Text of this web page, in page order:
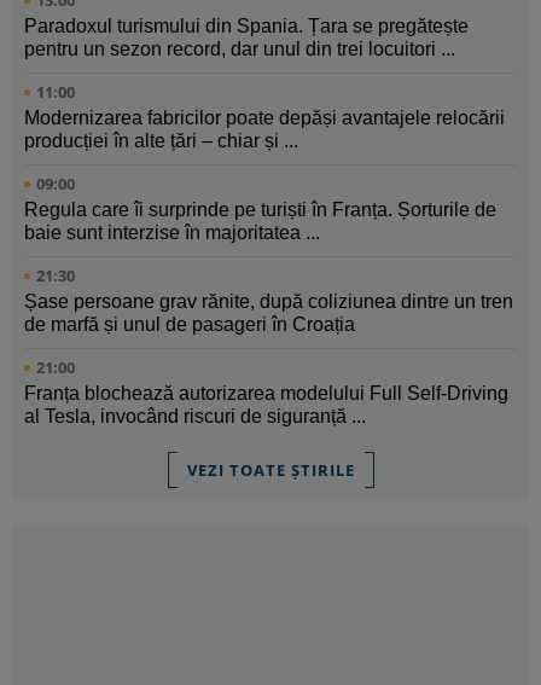
Paradoxul turismului din Spania. Țara se pregătește
pentru un sezon record, dar unul din trei locuitori ...
11:00
Modernizarea fabricilor poate depăși avantajele relocării
producției în alte țări – chiar și ...
09:00
Regula care îi surprinde pe turiști în Franța. Șorturile de
baie sunt interzise în majoritatea ...
21:30
Șase persoane grav rănite, după coliziunea dintre un tren
de marfă și unul de pasageri în Croația
21:00
Franța blochează autorizarea modelului Full Self-Driving
al Tesla, invocând riscuri de siguranță ...
VEZI TOATE ȘTIRILE